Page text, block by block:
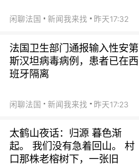
闲聊法国 新闻我来找 昨天17:32
法国卫生部门通报输入性安第
斯汉坦病毒病例，患者已在西
班牙隔离
闲聊法国 新闻我来找 昨天17:23
太鹤山夜话：归源 暮色渐
起。 我们没有急着回山。 村
口那株老榕树下，一张旧